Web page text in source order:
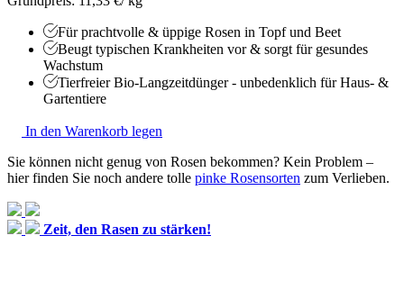
Für prachtvolle & üppige Rosen in Topf und Beet
Beugt typischen Krankheiten vor & sorgt für gesundes
Wachstum
Tierfreier Bio-Langzeitdünger - unbedenklich für Haus- &
Gartentiere
In den Warenkorb legen
Sie können nicht genug von Rosen bekommen? Kein Problem –
hier finden Sie noch andere tolle pinke Rosensorten zum Verlieben.
Zeit, den Rasen zu stärken!